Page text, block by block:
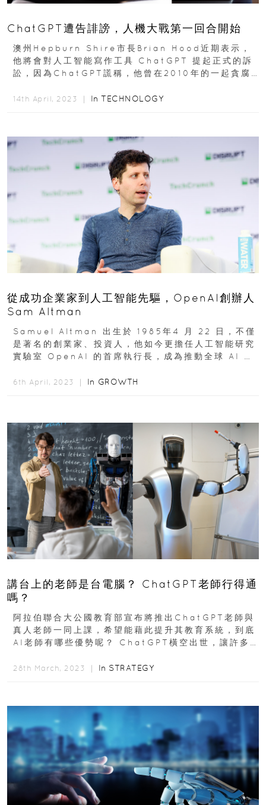
ChatGPT遭告誹謗，人機大戰第一回合開始
澳州Hepburn Shire市長Brian Hood近期表示，
他將會對人工智能寫作工具 ChatGPT 提起正式的訴
訟，因為ChatGPT謊稱，他曾在2010年的一起貪腐
14th April, 2023 ｜ In TECHNOLOGY
從成功企業家到人工智能先驅，OpenAI創辦人
Sam Altman
Samuel Altman 出生於 1985年4 月 22 日，不僅
是著名的創業家、投資人，他如今更擔任人工智能研究
實驗室 OpenAI 的首席執行長，成為推動全球 AI 技
6th April, 2023 ｜ In GROWTH
講台上的老師是台電腦？ ChatGPT老師行得通
嗎？
阿拉伯聯合大公國教育部宣布將推出ChatGPT老師與
真人老師一同上課，希望能藉此提升其教育系統，到底
AI老師有哪些優勢呢？ ChatGPT橫空出世，讓許多
28th March, 2023 ｜ In STRATEGY